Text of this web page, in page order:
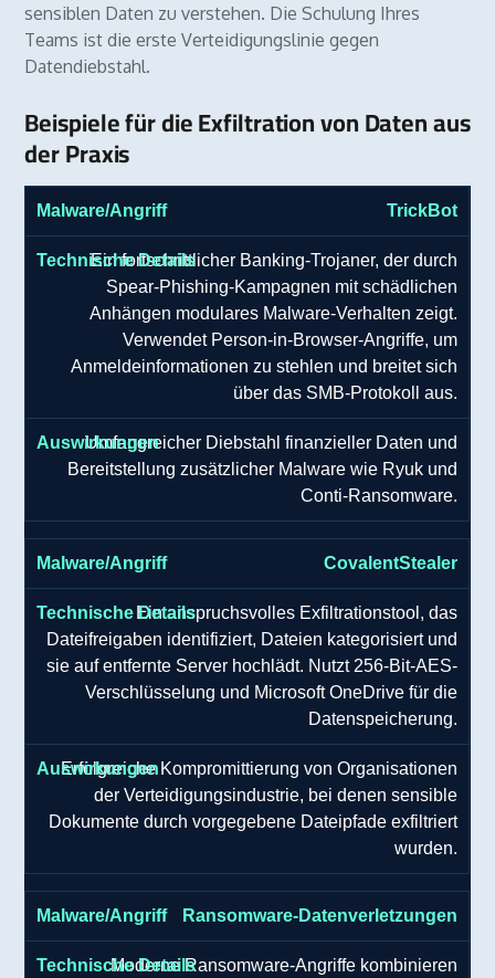
sensiblen Daten zu verstehen. Die Schulung Ihres
Teams ist die erste Verteidigungslinie gegen
Datendiebstahl.
Beispiele für die Exfiltration von Daten aus
der Praxis
TrickBot
Ein fortschrittlicher Banking-Trojaner, der durch
Spear-Phishing-Kampagnen mit schädlichen
Anhängen modulares Malware-Verhalten zeigt.
Verwendet Person-in-Browser-Angriffe, um
Anmeldeinformationen zu stehlen und breitet sich
über das SMB-Protokoll aus.
Umfangreicher Diebstahl finanzieller Daten und
Bereitstellung zusätzlicher Malware wie Ryuk und
Conti-Ransomware.
CovalentStealer
Ein anspruchsvolles Exfiltrationstool, das
Dateifreigaben identifiziert, Dateien kategorisiert und
sie auf entfernte Server hochlädt. Nutzt 256-Bit-AES-
Verschlüsselung und Microsoft OneDrive für die
Datenspeicherung.
Erfolgreiche Kompromittierung von Organisationen
der Verteidigungsindustrie, bei denen sensible
Dokumente durch vorgegebene Dateipfade exfiltriert
wurden.
Ransomware-Datenverletzungen
Moderne Ransomware-Angriffe kombinieren